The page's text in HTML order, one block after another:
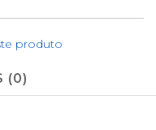
produto
(0)